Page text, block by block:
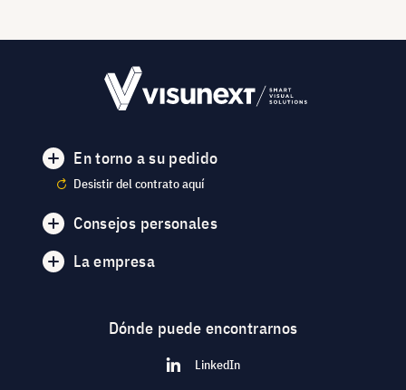
En torno a su pedido
Desistir del contrato aquí
Consejos personales
La empresa
Dónde puede encontrarnos
LinkedIn